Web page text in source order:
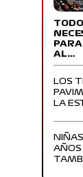
AL…
LOS
LA
AÑOS